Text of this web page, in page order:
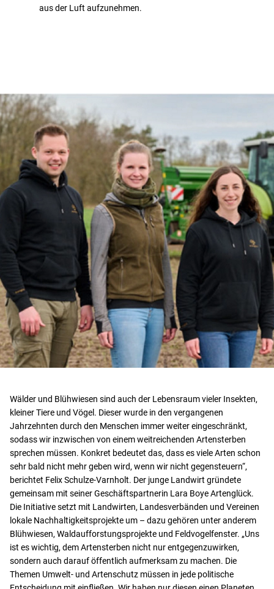
aus der Luft aufzunehmen.
Wälder und Blühwiesen sind auch der Lebensraum vieler Insekten,
kleiner Tiere und Vögel. Dieser wurde in den vergangenen
Jahrzehnten durch den Menschen immer weiter eingeschränkt,
sodass wir inzwischen von einem weitreichenden Artensterben
sprechen müssen. Konkret bedeutet das, dass es viele Arten schon
sehr bald nicht mehr geben wird, wenn wir nicht gegensteuern“,
berichtet Felix Schulze-Varnholt. Der junge Landwirt gründete
gemeinsam mit seiner Geschäftspartnerin Lara Boye Artenglück.
Die Initiative setzt mit Landwirten, Landesverbänden und Vereinen
lokale Nachhaltigkeitsprojekte um – dazu gehören unter anderem
Blühwiesen, Waldaufforstungsprojekte und Feldvogelfenster. „Uns
ist es wichtig, dem Artensterben nicht nur entgegenzuwirken,
sondern auch darauf öffentlich aufmerksam zu machen. Die
Themen Umwelt- und Artenschutz müssen in jede politische